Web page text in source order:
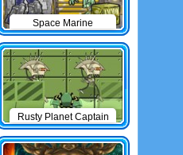
Space Marine
Rusty Planet Captain
Zorro